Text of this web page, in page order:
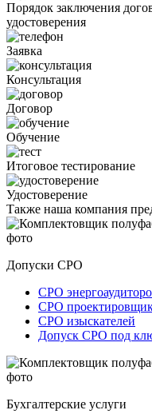
Порядок заключения
удостоверения
Заявка
Консультация
Договор
Обучение
Итоговое тестирование
Удостоверение
Также наша компания
Допуски СРО
СРО
СРО
СРО изыскателей
Допуск СРО под
Бухгалтерские услуги